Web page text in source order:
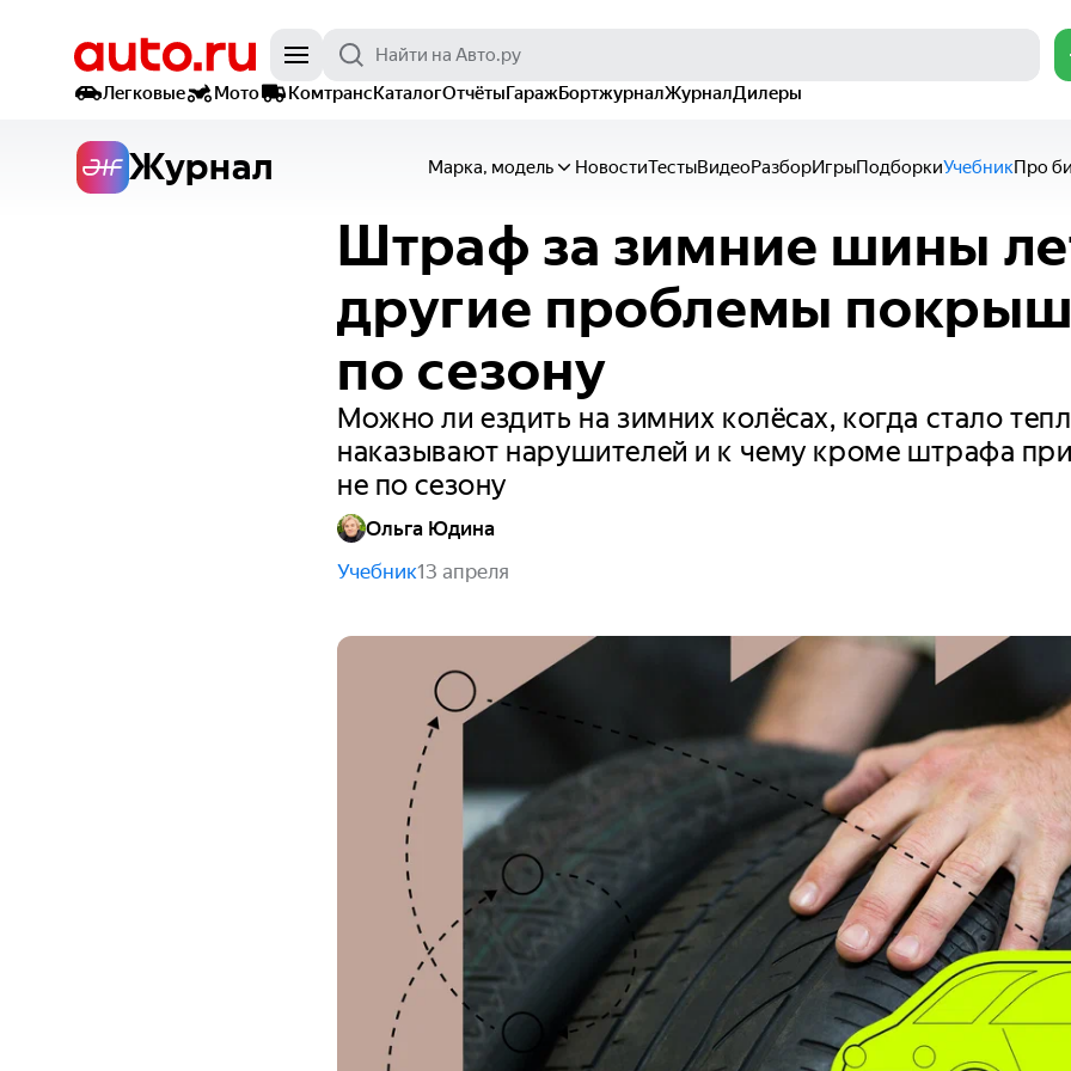
Легковые Мото КомтрансКаталогОтчётыГаражБортжурналЖурналДилеры
Журнал Марка, модель НовостиТестыВидеоРазборИгрыПодборкиУчебникПро
Штраф за зимние шины
другие проблемы
по сезону
Можно ли ездить на зимних колёсах, когда стало
наказывают нарушителей и к чему кроме штрафа
не по сезону
Ольга Юдина
Учебник13 апреля